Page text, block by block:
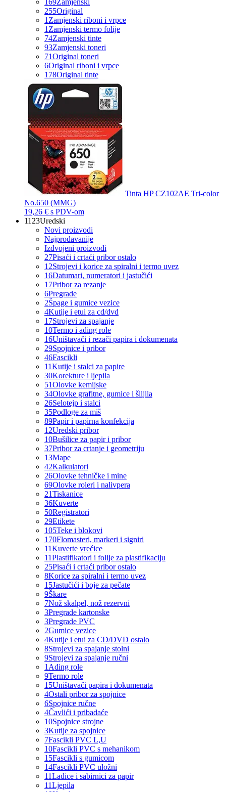
169Zamjenski
255Original
1 Zamjenski riboni i vrpce
1 Zamjenski termo folije
74Zamjenski tinte
93Zamjenski toneri
71Original toneri
6Original riboni i vrpce
178Original tinte
Tinta HP CZ102AE Tri-color
No.650 (MMG)
19,26 € s PDV-om
1123Uredski
Novi proizvodi
Najprodavanije
Izdvojeni proizvodi
27Pisaći i crtaći pribor ostalo
12Strojevi i korice za spiralni i termo uvez
16Datumari, numeratori i jastučići
17Pribor za rezanje
6Pregrade
2Špage i gumice vezice
4Kutije i etui za cd/dvd
17Strojevi za spajanje
10Termo i ading role
16Uništavači i rezači papira i dokumenata
29Spojnice i pribor
46Fascikli
11Kutije i stalci za papire
30Korekture i ljepila
51Olovke kemijske
34Olovke grafitne, gumice i šiljila
26Selotejp i stalci
35Podloge za miš
89Papir i papirna konfekcija
12Uredski pribor
10Bušilice za papir i pribor
37Pribor za crtanje i geometriju
13Mape
42Kalkulatori
26Olovke tehničke i mine
69Olovke roleri i nalivpera
21Tiskanice
36Kuverte
50Registratori
29Etikete
105Teke i blokovi
170Flomasteri, markeri i signiri
11Kuverte vrećice
11Plastifikatori i folije za plastifikaciju
25Pisaći i crtaći pribor ostalo
8Korice za spiralni i termo uvez
15Jastučići i boje za pečate
9Škare
7Nož skalpel, nož rezervni
3Pregrade kartonske
3Pregrade PVC
2Gumice vezice
4Kutije i etui za CD/DVD ostalo
8Strojevi za spajanje stolni
9Strojevi za spajanje ručni
1 Ading role
9Termo role
15Uništavači papira i dokumenata
4Ostali pribor za spojnice
6Spojnice ručne
4Čavlići i pribadaće
10Spojnice strojne
3Kutije za spojnice
7Fascikli PVC L,U
10Fascikli PVC s mehanikom
15Fascikli s gumicom
14Fascikli PVC uložni
11Ladice i sabirnici za papir
11Ljepila